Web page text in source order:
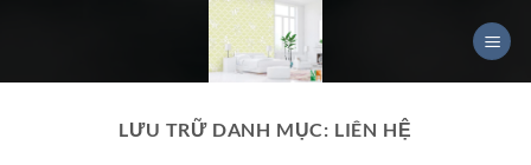
LƯU TRỮ DANH MỤC: LIÊN HỆ